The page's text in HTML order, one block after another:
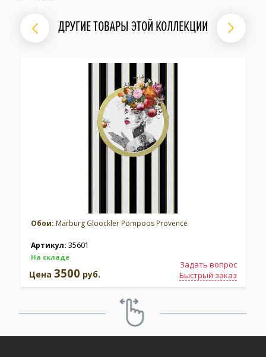
ДРУГИЕ ТОВАРЫ ЭТОЙ КОЛЛЕКЦИИ
Обои: Marburg Gloockler Pompoos Provence
Артикул: 35601
На складе
Задать вопрос
Быстрый заказ
Цена 3500 руб.